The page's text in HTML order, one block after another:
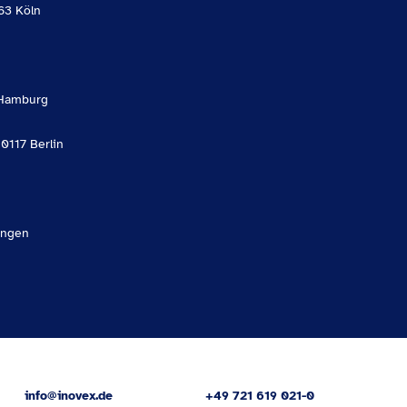
Köln
Berlin
info@inovex.de +49 721 619 021-0